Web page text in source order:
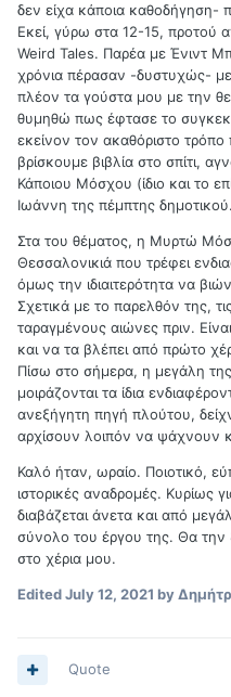
δεν είχα κάποια καθοδήγηση-
Εκεί, γύρω στα 12-15, προτού
Weird Tales. Παρέα με Ένιντ
χρόνια πέρασαν -δυστυχώς-
πλέον τα γούστα μου με την
θυμηθώ πως έφτασε το
εκείνον τον ακαθόριστο
βρίσκουμε βιβλία στο σπίτι,
Κάποιου Μόσχου (ίδιο και το
Ιωάννη της πέμπτης δημοτικού.
Στα του θέματος, η Μυρτώ
Θεσσαλονικιά που τρέφει
όμως την ιδιαιτερότητα να
Σχετικά με το παρελθόν της,
ταραγμένους αιώνες πριν.
και να τα βλέπει από πρώτο
Πίσω στο σήμερα, η μεγάλη
μοιράζονται τα ίδια
ανεξήγητη πηγή πλούτου,
αρχίσουν λοιπόν να ψάχνουν
Καλό ήταν, ωραίο. Ποιοτικό,
ιστορικές αναδρομές. Κυρίως
διαβάζεται άνετα και από
σύνολο του έργου της. Θα την
στο χέρια μου.
EditedJuly 12, 2021 by
Quote